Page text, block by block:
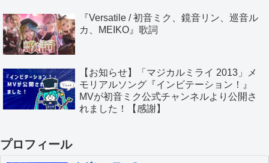
『Versatile / 初音ミク、鏡音リン、巡音ル
カ、MEIKO』歌詞
【お知らせ】「マジカルミライ 2013」メ
モリアルソング『インビテーション！』
MVが初音ミク公式チャンネルより公開さ
れました！【感謝】
プロフィール